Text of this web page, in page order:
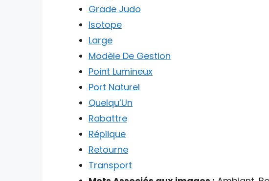
Grade Judo
Isotope
Large
Modèle De Gestion
Point Lumineux
Port Naturel
Quelqu’Un
Rabattre
Réplique
Retourne
Transport